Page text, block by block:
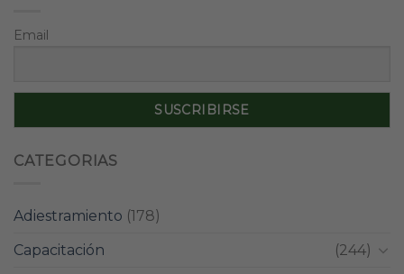
Email
CATEGORIAS
Adiestramiento (178)
Capacitación
(244)